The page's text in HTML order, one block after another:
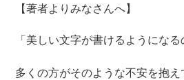
【著者よりみなさんへ】
「美しい文字が書けるようになる
多くの方がそのような不安を抱え